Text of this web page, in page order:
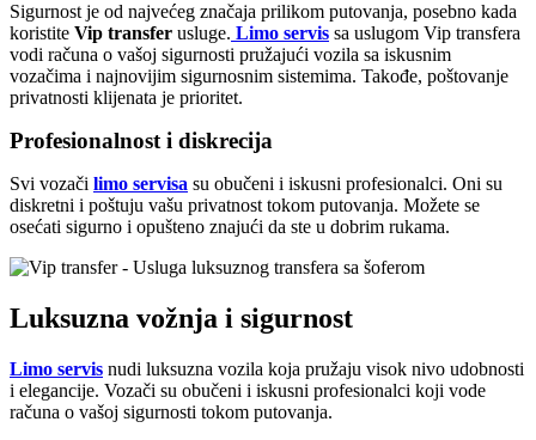
Sigurnost je od najvećeg značaja prilikom putovanja, posebno kada
koristite Vip transfer usluge. Limo servis sa uslugom Vip transfera
vodi računa o vašoj sigurnosti pružajući vozila sa iskusnim
vozačima i najnovijim sigurnosnim sistemima. Takođe, poštovanje
privatnosti klijenata je prioritet.
Profesionalnost i diskrecija
Svi vozači limo servisa su obučeni i iskusni profesionalci. Oni su
diskretni i poštuju vašu privatnost tokom putovanja. Možete se
osećati sigurno i opušteno znajući da ste u dobrim rukama.
Luksuzna vožnja i sigurnost
Limo servis nudi luksuzna vozila koja pružaju visok nivo udobnosti
i elegancije. Vozači su obučeni i iskusni profesionalci koji vode
računa o vašoj sigurnosti tokom putovanja.